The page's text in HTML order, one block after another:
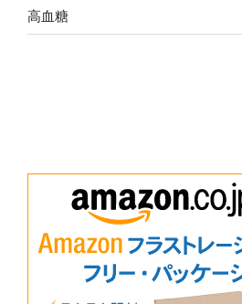
高血糖